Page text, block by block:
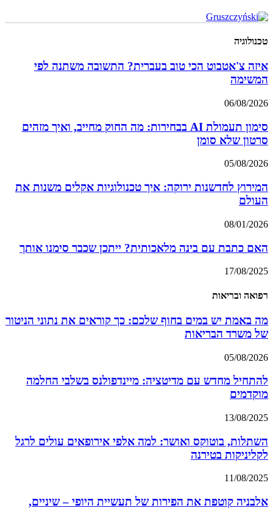
טכנולוגיה
איזה צ'אטבוט הכי טוב בעברית? התשובה משתנה לפי
המשימה
06/08/2026
סימון תעמולת AI בבחירות: מה החוק מחייב, ואיך מזהים
סרטון שלא סומן
05/08/2026
המירוץ לחדשנות ירוקה: איך טכנולוגיות אקלים משנות את
העולם
08/01/2026
האם כתבת עם בינה מלאכותית? ייתכן שכבר סימנו אותך
17/08/2025
רפואה ובריאות
מה באמת יש במים בחוף שלכם: כך קוראים את נתוני הניטור
של משרד הבריאות
05/08/2026
להתחיל מחדש עם מדיטציה: מיינדפולנס בשלבי החלמה
מוקדמים
13/08/2025
השתלות, בוטוקס ואושר: למה אלפי אירופאים עולים לרגל
לקליניקות בטירנה
11/08/2025
אלבניה קוטפת את הפירות של תעשיית היופי – שיניים,